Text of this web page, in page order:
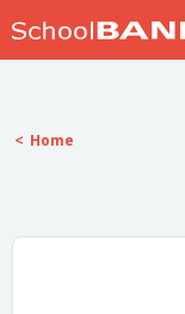
Home